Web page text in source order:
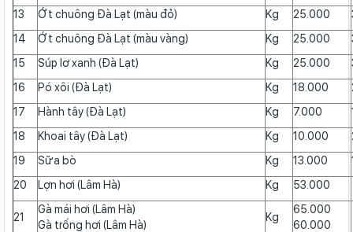
13
Ớt chuông Đà Lạt (màu đỏ) Kg 25.000
14
Ớt chuông Đà Lạt (màu vàng) Kg 25.000
15
Súp lơ xanh (Đà Lạt) Kg 25.000
16
Pó xôi (Đà Lạt) Kg 18.000
17
Hành tây (Đà Lạt) Kg 7.000
18
Khoai tây (Đà Lạt) Kg 10.000
19
Sữa bò Kg 13.000
20
Lợn hơi (Lâm Hà) Kg 53.000
21
Gà mái hơi (Lâm Hà)
Gà trống hơi (Lâm Hà)
Kg
65.000
60.000